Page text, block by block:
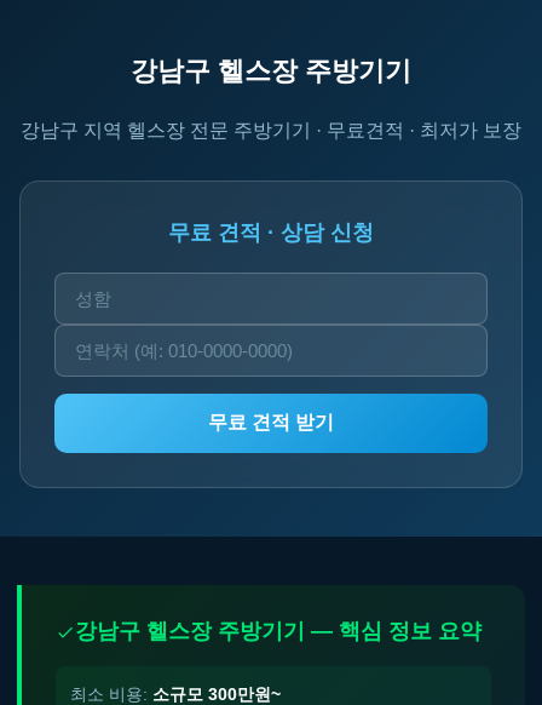
강남구 헬스장 주방기기
강남구 지역 헬스장 전문 주방기기 · 무료견적 · 최저가 보장
무료 견적 · 상담 신청
무료 견적 받기
강남구 헬스장 주방기기 — 핵심 정보 요약
최소 비용: 소규모 300만원~